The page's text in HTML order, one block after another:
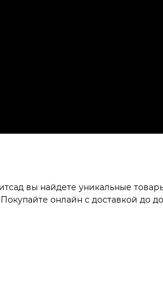
вы найдете уникальные
онлайн с доставкой до